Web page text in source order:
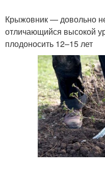
Крыжовник — довольно
отличающийся высокой
плодоносить 12–15 лет